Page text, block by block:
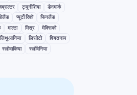
ट्यूनीशिया
डेनमार्क
प्यूर्टो रिको
फिनलैंड
माल्टा मिस्र
मेक्सिको
लिथुआनिया लिसोटो
वियतनाम
स्लोवाकिया
स्लोवेनिया